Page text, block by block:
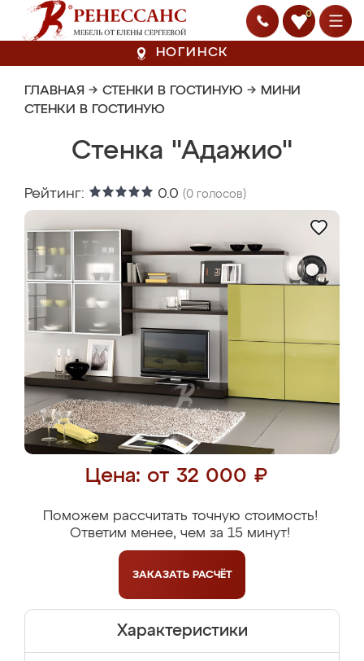
0
НОГИНСК
ГЛАВНАЯ → СТЕНКИ В ГОСТИНУЮ → МИНИ
СТЕНКИ В ГОСТИНУЮ
Стенка "Адажио"
Рейтинг: 0.0 (0 голосов)
Цена: от 32 000 ₽
Поможем рассчитать точную стоимость!
Ответим менее, чем за 15 минут!
ЗАКАЗАТЬ РАСЧЁТ
Характеристики